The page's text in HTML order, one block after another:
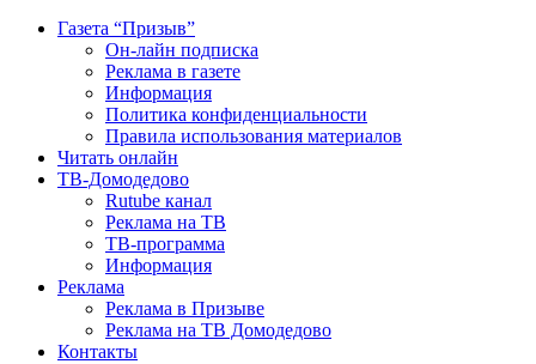
Газета “Призыв”
Он-лайн подписка
Реклама в газете
Информация
Политика конфиденциальности
Правила использования материалов
Читать онлайн
ТВ-Домодедово
Rutube канал
Реклама на ТВ
ТВ-программа
Информация
Реклама
Реклама в Призыве
Реклама на ТВ Домодедово
Контакты